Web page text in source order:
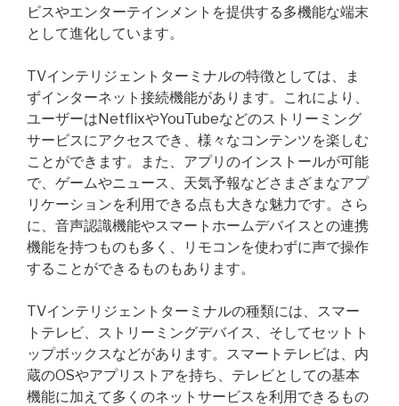
ビスやエンターテインメントを提供する多機能な端末
として進化しています。
TVインテリジェントターミナルの特徴としては、ま
ずインターネット接続機能があります。これにより、
ユーザーはNetflixやYouTubeなどのストリーミング
サービスにアクセスでき、様々なコンテンツを楽しむ
ことができます。また、アプリのインストールが可能
で、ゲームやニュース、天気予報などさまざまなアプ
リケーションを利用できる点も大きな魅力です。さら
に、音声認識機能やスマートホームデバイスとの連携
機能を持つものも多く、リモコンを使わずに声で操作
することができるものもあります。
TVインテリジェントターミナルの種類には、スマー
トテレビ、ストリーミングデバイス、そしてセットト
ップボックスなどがあります。スマートテレビは、内
蔵のOSやアプリストアを持ち、テレビとしての基本
機能に加えて多くのネットサービスを利用できるもの